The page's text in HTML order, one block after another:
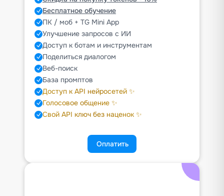
Бесплатное обучение
ПК / моб + TG Mini App
Улучшение запросов с ИИ
Доступ к ботам и инструментам
Поделиться диалогом
Веб-поиск
База промптов
Доступ к API нейросетей ✨
Голосовое общение ✨
Свой API ключ без наценок ✨
Оплатить